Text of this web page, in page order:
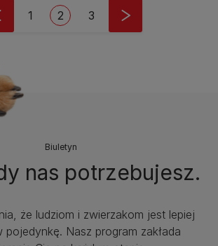
Strona
1 Bieżąca strona
2 Strona
3
Biuletyn
nas potrzebujesz.
że ludziom i zwierzakom jest lepiej
pojedynkę. Nasz program zakłada